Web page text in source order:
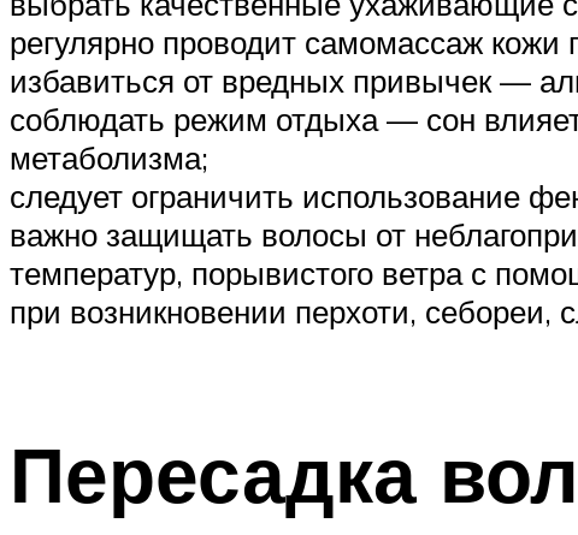
регулярно проводит самомассаж кожи
избавиться от вредных привычек —
соблюдать режим отдыха — сон
метаболизма;
следует ограничить использование
важно защищать волосы от
температур, порывистого ветра с
при возникновении перхоти, себореи,
Пересадка